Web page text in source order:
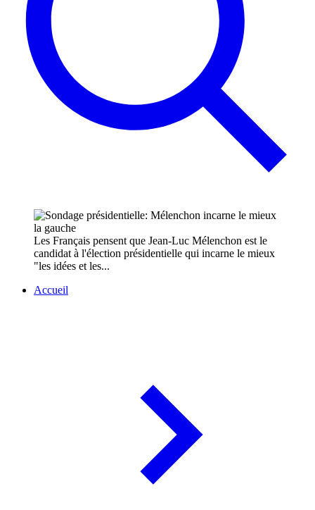
Les Français pensent que Jean-Luc Mélenchon est le
candidat à l'élection présidentielle qui incarne le mieux
"les idées et les...
Accueil